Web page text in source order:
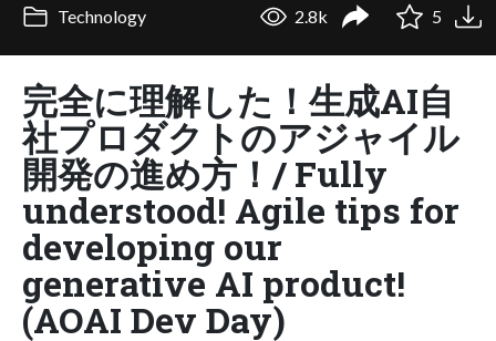
Technology 2.8k 5
完全に理解した！生成AI自
社プロダクトのアジャイル
開発の進め方！/ Fully
understood! Agile tips for
developing our
generative AI product!
(AOAI Dev Day)